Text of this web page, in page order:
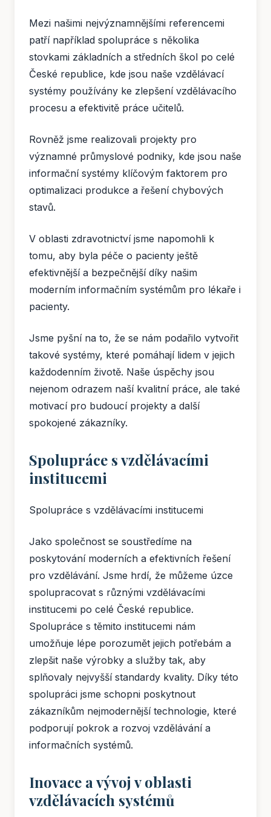
Mezi našimi nejvýznamnějšími referencemi
patří například spolupráce s několika
stovkami základních a středních škol po celé
České republice, kde jsou naše vzdělávací
systémy používány ke zlepšení vzdělávacího
procesu a efektivitě práce učitelů.
Rovněž jsme realizovali projekty pro
významné průmyslové podniky, kde jsou naše
informační systémy klíčovým faktorem pro
optimalizaci produkce a řešení chybových
stavů.
V oblasti zdravotnictví jsme napomohli k
tomu, aby byla péče o pacienty ještě
efektivnější a bezpečnější díky našim
moderním informačním systémům pro lékaře i
pacienty.
Jsme pyšní na to, že se nám podařilo vytvořit
takové systémy, které pomáhají lidem v jejich
každodenním životě. Naše úspěchy jsou
nejenom odrazem naší kvalitní práce, ale také
motivací pro budoucí projekty a další
spokojené zákazníky.
Spolupráce s vzdělávacími
institucemi
Spolupráce s vzdělávacími institucemi
Jako společnost se soustředíme na
poskytování moderních a efektivních řešení
pro vzdělávání. Jsme hrdí, že můžeme úzce
spolupracovat s různými vzdělávacími
institucemi po celé České republice.
Spolupráce s těmito institucemi nám
umožňuje lépe porozumět jejich potřebám a
zlepšit naše výrobky a služby tak, aby
splňovaly nejvyšší standardy kvality. Díky této
spolupráci jsme schopni poskytnout
zákazníkům nejmodernější technologie, které
podporují pokrok a rozvoj vzdělávání a
informačních systémů.
Inovace a vývoj v oblasti
vzdělávacích systémů